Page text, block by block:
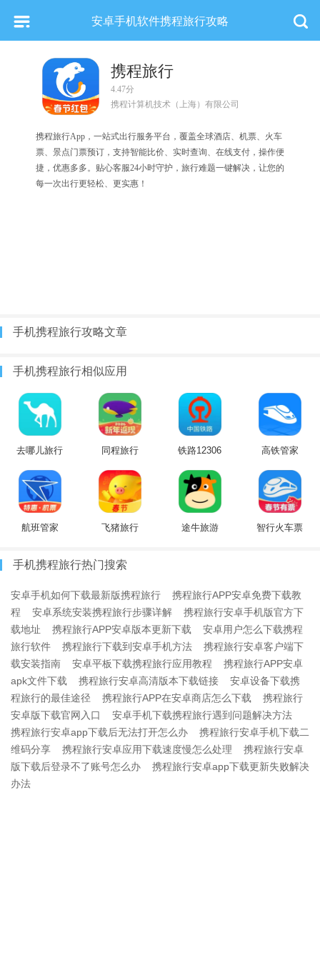
安卓手机软件携程旅行攻略
携程旅行
4.47分
携程计算机技术（上海）有限公司
携程旅行App，一站式出行服务平台，覆盖全球酒店、机票、火车
票、景点门票预订，支持智能比价、实时查询、在线支付，操作便
捷，优惠多多。贴心客服24小时守护，旅行难题一键解决，让您的
每一次出行更轻松、更实惠！
手机携程旅行攻略文章
手机携程旅行相似应用
去哪儿旅行 同程旅行 铁路12306 高铁管家
航班管家 飞猪旅行 途牛旅游 智行火车票
手机携程旅行热门搜索
安卓手机如何下载最新版携程旅行
携程旅行APP安卓免费下载教
程
安卓系统安装携程旅行步骤详解
携程旅行安卓手机版官方下
载地址
携程旅行APP安卓版本更新下载
安卓用户怎么下载携程
旅行软件
携程旅行下载到安卓手机方法
携程旅行安卓客户端下
载安装指南
安卓平板下载携程旅行应用教程
携程旅行APP安卓
apk文件下载
携程旅行安卓高清版本下载链接
安卓设备下载携
程旅行的最佳途径
携程旅行APP在安卓商店怎么下载
携程旅行
安卓版下载官网入口
安卓手机下载携程旅行遇到问题解决方法
携程旅行安卓app下载后无法打开怎么办
携程旅行安卓手机下载二
维码分享
携程旅行安卓应用下载速度慢怎么处理
携程旅行安卓
版下载后登录不了账号怎么办
携程旅行安卓app下载更新失败解决
办法